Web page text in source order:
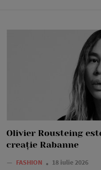
Olivier Rousteing
creație Rabanne
— FASHION 18 iulie 2026